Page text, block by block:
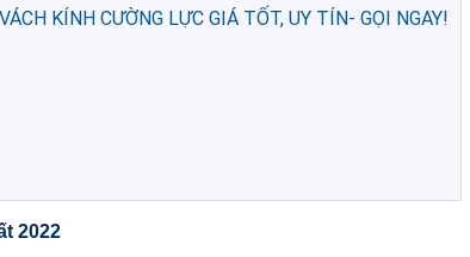
KÍNH CƯỜNG LỰC GIÁ TỐT, UY TÍN- GỌI NGAY!
2022